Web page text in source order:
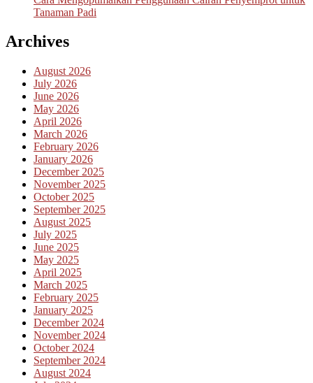
Tanaman Padi
Archives
August 2026
July 2026
June 2026
May 2026
April 2026
March 2026
February 2026
January 2026
December 2025
November 2025
October 2025
September 2025
August 2025
July 2025
June 2025
May 2025
April 2025
March 2025
February 2025
January 2025
December 2024
November 2024
October 2024
September 2024
August 2024